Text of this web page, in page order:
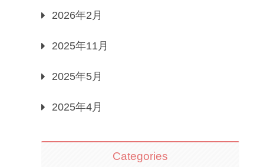
2026年2月
2025年11月
2025年5月
2025年4月
Categories